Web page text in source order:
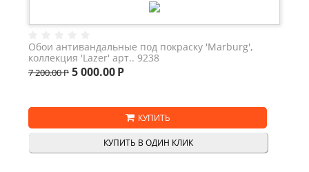
Обои антивандальные под покраску 'Marburg',
коллекция 'Lazer' арт.. 9238
7 200.00Р 5 000.00Р
КУПИТЬ
КУПИТЬ В ОДИН КЛИК